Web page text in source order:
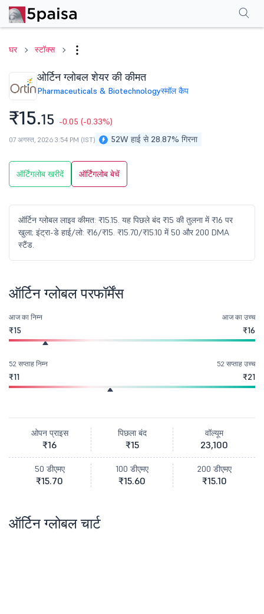
घर स्टॉक्स
ओर्टिन ग्लोबल शेयर की कीमत
Pharmaceuticals & Biotechnologyस्मॉल कैप
₹15.15 -0.05 (-0.33%)
52W हाई से 28.87% गिरना
07 अगस्त, 2026 3:54 PM (IST)
ऑर्टिंगलोब खरीदें ऑर्टिंगलोब बेचें
ऑर्टिन ग्लोबल लाइव कीमत: ₹15.15. यह पिछले बंद ₹15 की तुलना में ₹16 पर
खुला; इंट्रा-डे हाई/लो: ₹16/₹15. ₹15.70/₹15.10 में 50 और 200 DMA
स्टैंड.
परफॉर्मेंसफाइनेंशियल्स सामान्य प्रश्न
ऑर्टिन ग्लोबल परफॉर्मेंस
आज का निम्न
₹15
आज का उच्च
₹16
52 सप्ताह निम्न
₹11
52 सप्ताह उच्च
₹21
ओपन प्राइस
₹16
पिछला बंद
₹15
वॉल्यूम
23,100
50 डीएमए
₹15.70
100 डीएमए
₹15.60
200 डीएमए
₹15.10
ऑर्टिन ग्लोबल चार्ट